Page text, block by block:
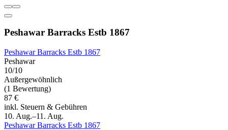
Peshawar Barracks Estb 1867
Peshawar Barracks Estb 1867
Peshawar
10/10
Außergewöhnlich
(1 Bewertung)
87 €
inkl. Steuern & Gebühren
10. Aug.–11. Aug.
Peshawar Barracks Estb 1867